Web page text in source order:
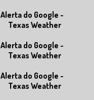
Alerta do Google -
Texas Weather
Alerta do Google -
Texas Weather
Alerta do Google -
Texas Weather